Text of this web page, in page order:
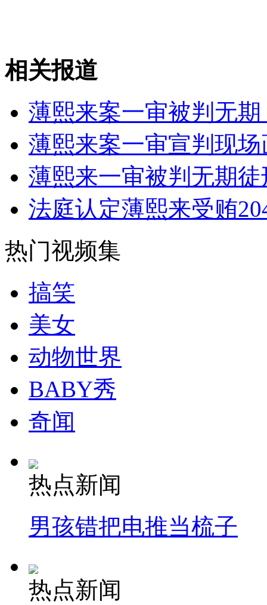
2014“美国小姐”出炉 印度裔佳丽折桂
美国波音787-9型梦想客机试飞成功
山西运城恶犬咬伤多人 警民合力深夜将其击毙
外交部：反对强权政治霸凌主义
外交部：有关国家言论片面不公正
走！跟着总书记去植树
相关报道
薄熙来案一审被判无
薄熙来案一审宣判现
薄熙来一审被判无期
法庭认定薄熙来受贿
热门视频集
搞笑
美女
动物世界
BABY秀
奇闻
热点新闻
男孩错把电推当梳子
热点新闻